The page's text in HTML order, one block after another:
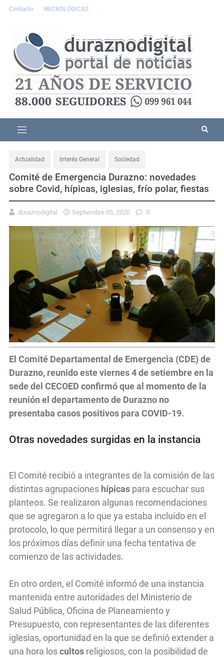
Contacto NECROLÓGICAS
Actualidad Interés General Sociedad
Comité de Emergencia Durazno: novedades
sobre Covid, hípicas, iglesias, frío polar, fiestas
duraznodigital Septiembre 05, 2020 0
El Comité Departamental de Emergencia (CDE) de
Durazno, reunido este viernes 4 de setiembre en la
sede del CECOED confirmó que al momento de la
reunión el departamento de Durazno no
presentaba casos positivos para COVID-19.
Otras novedades surgidas en la instancia
El Comité recibió a integrantes de la comisión de las
distintas agrupaciones hípicas para escuchar sus
planteos. Se realizaron algunas recomendaciones
que se agregaron a lo que ya estaba incluido en el
protocolo, lo que permitirá llegar a un consenso y en
los próximos días definir una fecha tentativa de
comienzo de las actividades.
En otro orden, el Comité informó de una instancia
mantenida entre autoridades del Ministerio de
Salud Pública, Oficina de Planeamiento y
Presupuesto, con representantes de las diferentes
iglesias, oportunidad en la que se definió extender a
una hora loscultos religiosos, con la posibilidad de